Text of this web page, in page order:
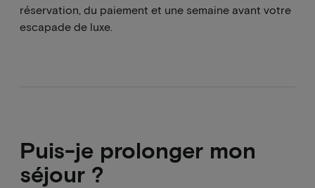
réservation, du paiement et une semaine avant votre
escapade de luxe.
Puis-je prolonger mon
séjour ?